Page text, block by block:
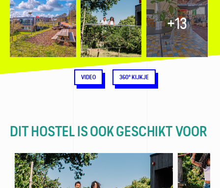
+13
VIDEO 360° KIJKJE
DIT HOSTEL IS OOK GESCHIKT VOOR